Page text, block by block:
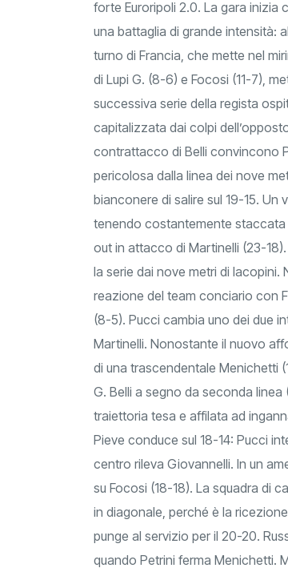
forte Euroripoli 2.0. La gara inizia
una battaglia di grande intensità:
turno di Francia, che mette nel
di Lupi G. (8-6) e Focosi (11-7),
successiva serie della regista
capitalizzata dai colpi
contrattacco di Belli convincono
pericolosa dalla linea dei nove
bianconere di salire sul 19-15. Un
tenendo costantemente
out in attacco di Martinelli (23-
la serie dai nove metri di
reazione del team conciario con
(8-5). Pucci cambia uno dei due
Martinelli. Nonostante il nuovo
di una trascendentale Menichetti
G. Belli a segno da seconda
traiettoria tesa e affilata ad
Pieve conduce sul 18-14: Pucci
centro rileva Giovannelli. In un
su Focosi (18-18). La squadra di
in diagonale, perché è la
punge al servizio per il 20-20.
quando Petrini ferma Menichetti.